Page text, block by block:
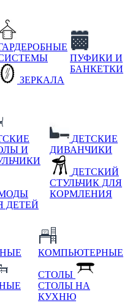
ЗЕРКАЛА
ПУФИКИ И
БАНКЕТКИ
И
ДЕТЕЙ
ДЕТСКИЕ
ДИВАНЧИКИ
ДЕТСКИЙ
СТУЛЬЧИК ДЛЯ
КОРМЛЕНИЯ
КОМПЬЮТЕРНЫЕ
СТОЛЫ
СТОЛЫ НА
КУХНЮ